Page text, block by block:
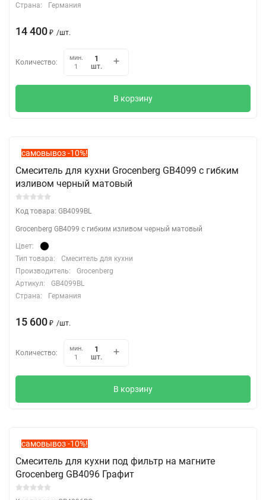
Страна:
Германия
14 400 ₽ /шт.
Количество:
мин.
1
шт.
В корзину
самовывоз -10%!
Смеситель для кухни Grocenberg GB4099 с гибким
изливом черный матовый
Код товара: GB4099BL
Grocenberg GB4099 с гибким изливом черный матовый
Цвет:
Тип товара:
Смеситель для кухни
Производитель:
Grocenberg
Артикул:
GB4099BL
Страна:
Германия
15 600 ₽ /шт.
Количество:
мин.
1
шт.
В корзину
самовывоз -10%!
Смеситель для кухни под фильтр на магните
Grocenberg GB4096 Графит